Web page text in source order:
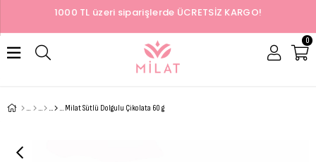
1000 TL üzeri siparişlerde ÜCRETSİZ KARGO!
0
Milat Sütlü Dolgulu Çikolata 60 g